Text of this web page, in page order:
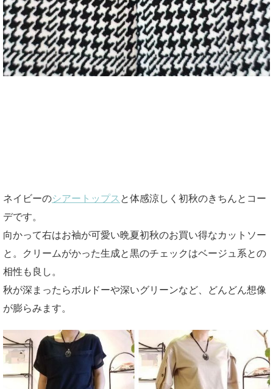
ネイビーのシアートップス と体感涼しく初秋のきちんとコー
デです。
向かって右はお袖が可愛い晩夏初秋のお買い得なカットソー
と。クリームがかった生成と黒のチェックはベージュ系との
相性も良し。
秋が深まったらボルドーや深いグリーンなど、どんどん想像
が膨らみます。